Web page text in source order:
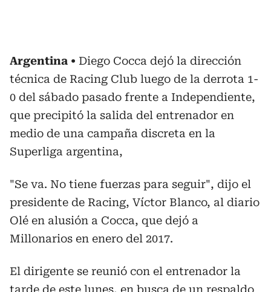
Argentina
Diego Cocca dejó la dirección
técnica de Racing Club luego de la derrota 1-
0 del sábado pasado frente a Independiente,
que precipitó la salida del entrenador en
medio de una campaña discreta en la
Superliga argentina,
"Se va. No tiene fuerzas para seguir", dijo el
presidente de Racing, Víctor Blanco, al diario
Olé en alusión a Cocca, que dejó a
Millonarios en enero del 2017.
El dirigente se reunió con el entrenador la
tarde de este lunes, en busca de un respaldo